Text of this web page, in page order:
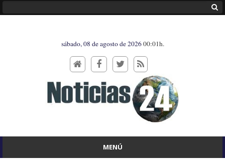
sábado, 08 de agosto de 202600:01h.
MENÚ